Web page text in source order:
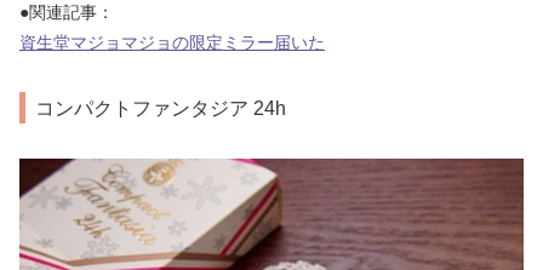
●関連記事：
資生堂マジョマジョの限定ミラー届いた
コンパクトファンタジア 24h